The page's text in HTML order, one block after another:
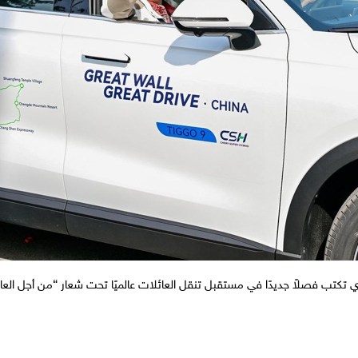
تكتب فصلاً جديدًا في مستقبل تنقل العائلات عالميًا تحت شعار “من أجل